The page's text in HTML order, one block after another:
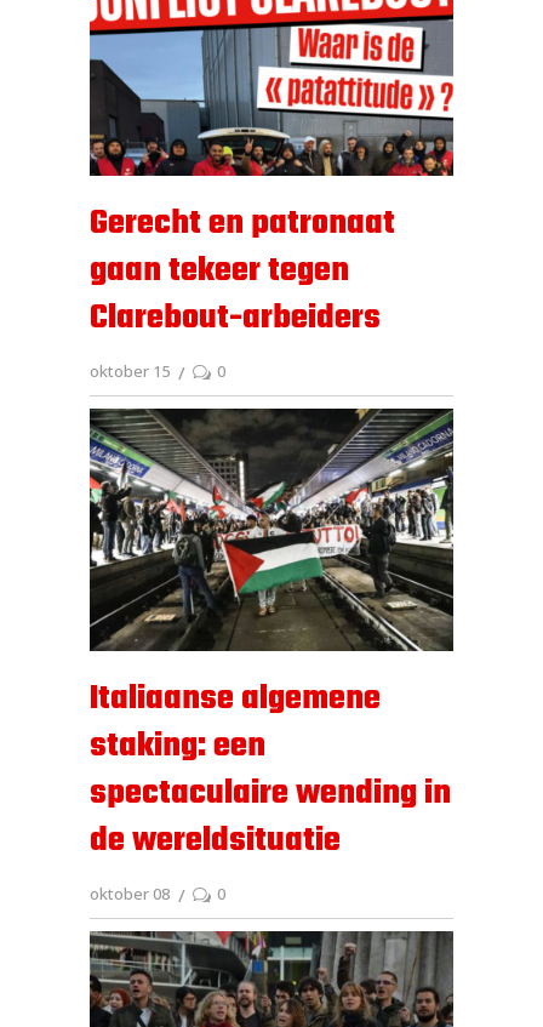
Gerecht en patronaat
gaan tekeer tegen
Clarebout-arbeiders
oktober 15 0
Italiaanse algemene
staking: een
spectaculaire wending in
de wereldsituatie
oktober 08 0